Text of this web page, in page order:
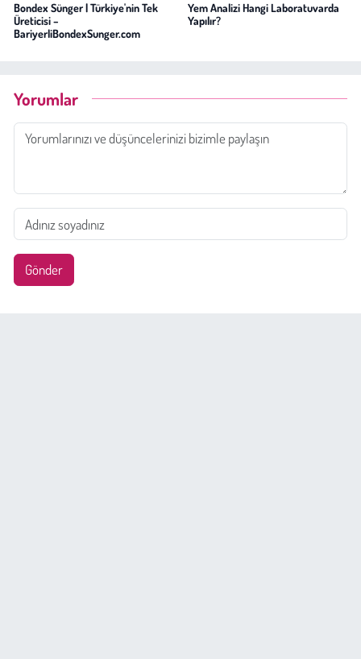
Bondex Sünger | Türkiye'nin Tek
Üreticisi –
BariyerliBondexSunger.com
Yem Analizi Hangi Laboratuvarda
Yapılır?
Yorumlar
Gönder